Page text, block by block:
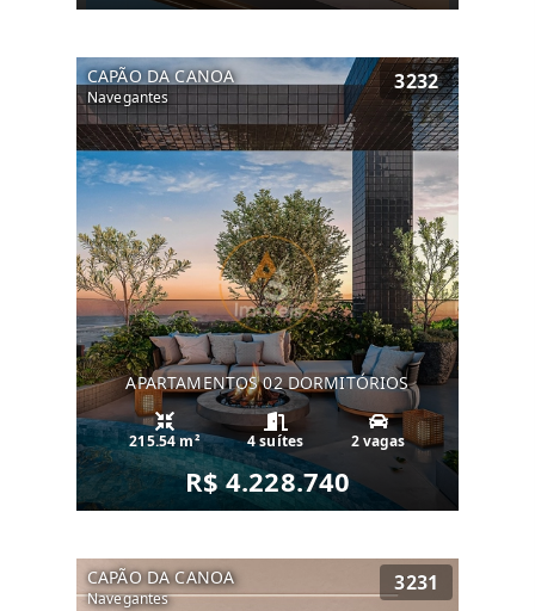
CAPÃO DA CANOA
Navegantes
3232
APARTAMENTOS 02 DORMITÓRIOS
215.54 m² 4 suítes 2 vagas
R$ 4.228.740
CAPÃO DA CANOA
Navegantes
3231